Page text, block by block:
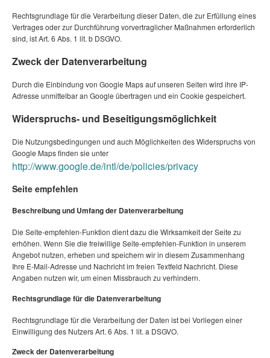
Rechtsgrundlage für die Verarbeitung dieser Daten, die zur Erfüllung eines
Vertrages oder zur Durchführung vorvertraglicher Maßnahmen erforderlich
sind, ist Art. 6 Abs. 1 lit. b DSGVO.
Zweck der Datenverarbeitung
Durch die Einbindung von Google Maps auf unseren Seiten wird ihre IP-
Adresse unmittelbar an Google übertragen und ein Cookie gespeichert.
Widerspruchs- und Beseitigungsmöglichkeit
Die Nutzungsbedingungen und auch Möglichkeiten des Widerspruchs von
Google Maps finden sie unter
http://www.google.de/intl/de/policies/privacy
Seite empfehlen
Beschreibung und Umfang der Datenverarbeitung
Die Seite-empfehlen-Funktion dient dazu die Wirksamkeit der Seite zu
erhöhen. Wenn Sie die freiwillige Seite-empfehlen-Funktion in unserem
Angebot nutzen, erheben und speichern wir in diesem Zusammenhang
Ihre E-Mail-Adresse und Nachricht im freien Textfeld Nachricht. Diese
Angaben nutzen wir, um einen Missbrauch zu verhindern.
Rechtsgrundlage für die Datenverarbeitung
Rechtsgrundlage für die Verarbeitung der Daten ist bei Vorliegen einer
Einwilligung des Nutzers Art. 6 Abs. 1 lit. a DSGVO.
Zweck der Datenverarbeitung